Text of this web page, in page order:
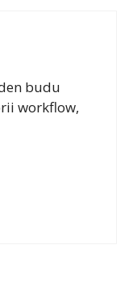
budu
workflow,